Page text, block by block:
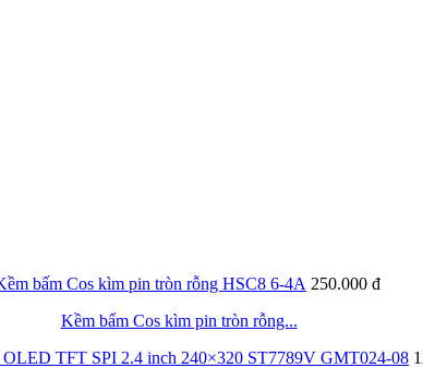
250.000 đ
Kềm bấm Cos kìm pin tròn rỗng...